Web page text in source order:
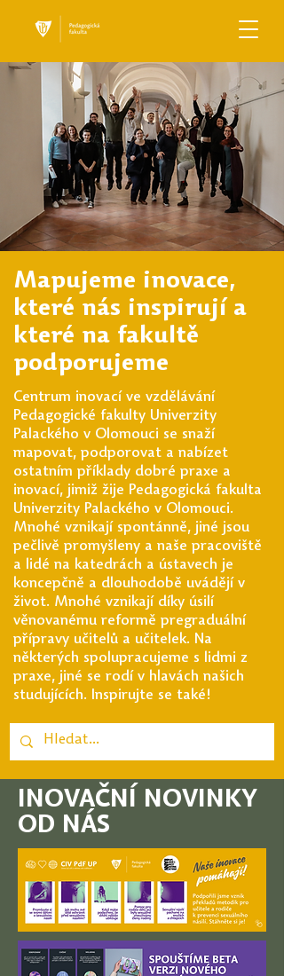
Mapujeme inovace,
které nás inspirují a
které na fakultě
podporujeme
Centrum inovací ve vzdělávání
Pedagogické fakulty Univerzity
Palackého v Olomouci se snaží
mapovat, podporovat a nabízet
ostatním příklady dobré praxe a
inovací, jimiž žije Pedagogická fakulta
Univerzity Palackého v Olomouci.
Mnohé vznikají spontánně, jiné jsou
pečlivě promyšleny a naše pracoviště
a lidé na katedrách a ústavech je
koncepčně a dlouhodobě uvádějí v
život. Mnohé vznikají díky úsilí
věnovanému reformě pregraduální
přípravy učitelů a učitelek. Na
některých spolupracujeme s lidmi z
praxe, jiné se rodí v hlavách našich
studujících. Inspirujte se také!
INOVAČNÍ NOVINKY
OD NÁS